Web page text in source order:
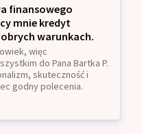
finansowego
mnie kredyt
warunkach.
więc
do Pana Bartka P.
skuteczność i
godny polecenia.